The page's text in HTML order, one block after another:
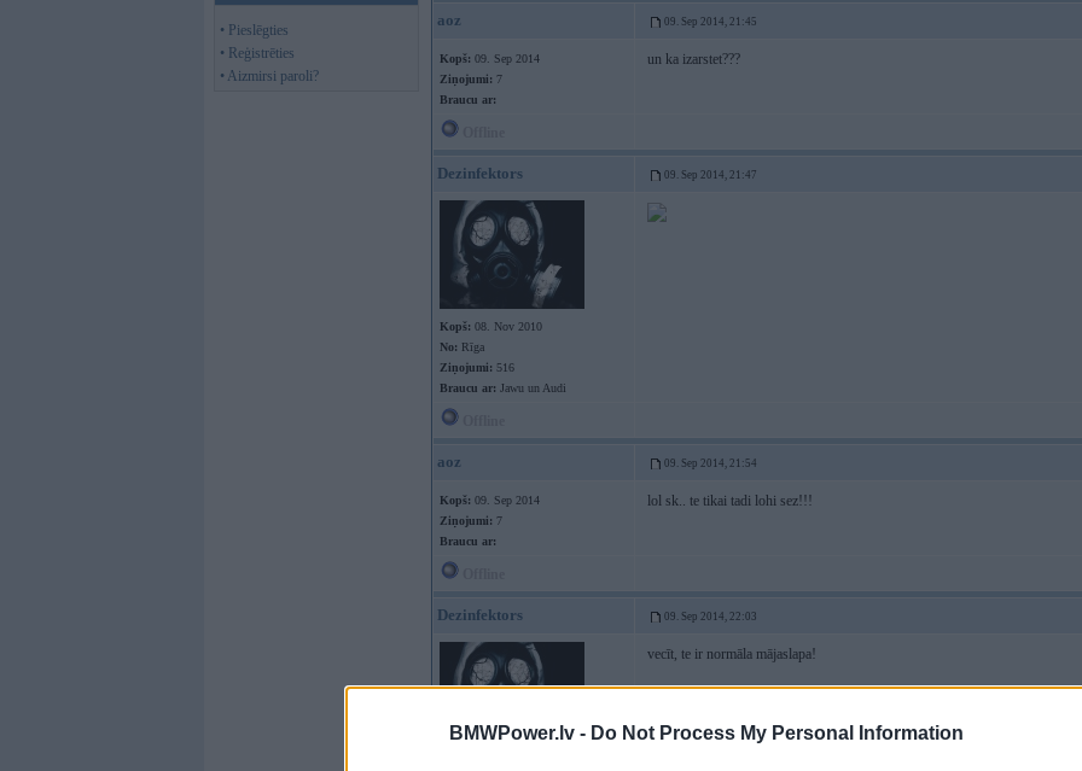
BMWPower.lv - Do Not Process My Personal Information
• Pieslēgties
• Reģistrēties
• Aizmirsi paroli?
aoz 09. Sep 2014, 21:45
Kopš: 09. Sep 2014
Ziņojumi: 7
Braucu ar:
un ka izarstet???
Dezinfektors 09. Sep 2014, 21:47
Kopš: 08. Nov 2010
No: Rīga
Ziņojumi: 516
Braucu ar: Jawu un Audi
aoz 09. Sep 2014, 21:54
Kopš: 09. Sep 2014
Ziņojumi: 7
Braucu ar:
lol sk.. te tikai tadi lohi sez!!!
Dezinfektors 09. Sep 2014, 22:03
vecīt, te ir normāla mājaslapa!